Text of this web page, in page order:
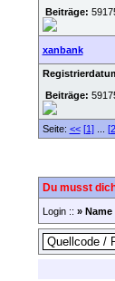
Beiträge:
xanbank
Beiträge:
Seite: << [1]...
Du musst
Login :: » Name